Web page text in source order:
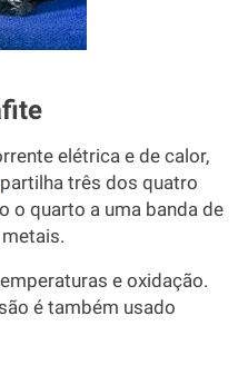
elétrica e de calor,
partilha três dos quatro
o quarto a uma banda de
e oxidação.
é também usado